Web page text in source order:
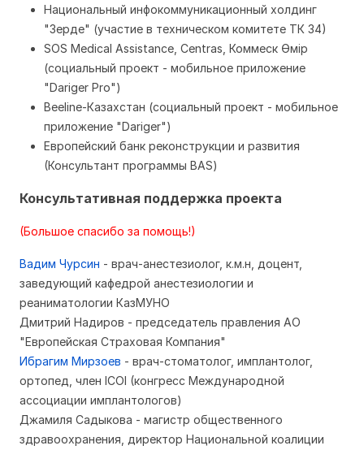
Национальный инфокоммуникационный холдинг
"Зерде" (участие в техническом комитете ТК 34)
SOS Medical Assistance, Centras, Коммеск Өмiр
(социальный проект - мобильное приложение
"Dariger Pro")
Beeline-Казахстан (социальный проект - мобильное
приложение "Dariger")
Европейский банк реконструкции и развития
(Консультант программы BAS)
Консультативная поддержка проекта
(Большое спасибо за помощь!)
Вадим Чурсин - врач-анестезиолог, к.м.н, доцент,
заведующий кафедрой анестезиологии и
реаниматологии КазМУНО
Дмитрий Надиров - председатель правления АО
"Европейская Страховая Компания"
Ибрагим Мирзоев - врач-стоматолог, имплантолог,
ортопед, член ICOI (конгресс Международной
ассоциации имплантологов)
Джамиля Садыкова - магистр общественного
здравоохранения, директор Национальной коалиции